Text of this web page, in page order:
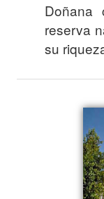
Doñana
reserva
su